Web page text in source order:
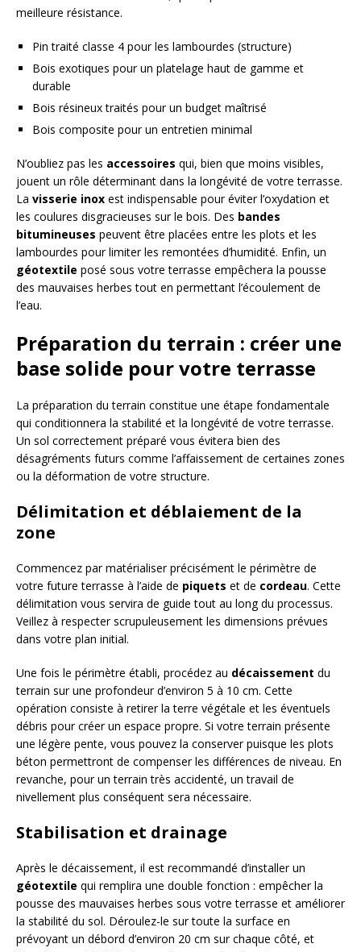
meilleure résistance.
Pin traité classe 4 pour les lambourdes (structure)
Bois exotiques pour un platelage haut de gamme et
durable
Bois résineux traités pour un budget maîtrisé
Bois composite pour un entretien minimal
N’oubliez pas les accessoires qui, bien que moins visibles,
jouent un rôle déterminant dans la longévité de votre terrasse.
La visserie inox est indispensable pour éviter l’oxydation et
les coulures disgracieuses sur le bois. Des bandes
bitumineuses peuvent être placées entre les plots et les
lambourdes pour limiter les remontées d’humidité. Enfin, un
géotextile posé sous votre terrasse empêchera la pousse
des mauvaises herbes tout en permettant l’écoulement de
l’eau.
Préparation du terrain : créer une
base solide pour votre terrasse
La préparation du terrain constitue une étape fondamentale
qui conditionnera la stabilité et la longévité de votre terrasse.
Un sol correctement préparé vous évitera bien des
désagréments futurs comme l’affaissement de certaines zones
ou la déformation de votre structure.
Délimitation et déblaiement de la
zone
Commencez par matérialiser précisément le périmètre de
votre future terrasse à l’aide de piquets et de cordeau. Cette
délimitation vous servira de guide tout au long du processus.
Veillez à respecter scrupuleusement les dimensions prévues
dans votre plan initial.
Une fois le périmètre établi, procédez au décaissement du
terrain sur une profondeur d’environ 5 à 10 cm. Cette
opération consiste à retirer la terre végétale et les éventuels
débris pour créer un espace propre. Si votre terrain présente
une légère pente, vous pouvez la conserver puisque les plots
béton permettront de compenser les différences de niveau. En
revanche, pour un terrain très accidenté, un travail de
nivellement plus conséquent sera nécessaire.
Stabilisation et drainage
Après le décaissement, il est recommandé d’installer un
géotextile qui remplira une double fonction : empêcher la
pousse des mauvaises herbes sous votre terrasse et améliorer
la stabilité du sol. Déroulez-le sur toute la surface en
prévoyant un débord d’environ 20 cm sur chaque côté, et